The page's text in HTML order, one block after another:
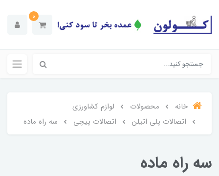
0
خانه محصولات
لوازم کشاورزی
اتصالات پلی اتیلن
اتصالات پیچی سه راه ماده
سه راه ماده